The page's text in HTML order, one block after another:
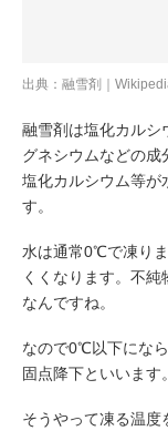
出典： 融雪剤｜
融雪剤は塩化カルシ
グネシウムなどの成
塩化カルシウム等が
す。
水は通常0℃で凍り
くくなります。不
なんですね。
なので0℃以下にな
固点降下といいます。
そうやって凍る温